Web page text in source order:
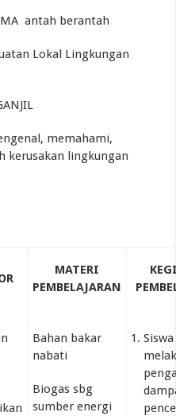
antah berantah
Lokal Lingkungan
memahami,
kerusakan lingkungan
MATERI
PEMBELAJARAN
Bahan bakar
nabati
Biogas sbg
sumber energi
Siswa